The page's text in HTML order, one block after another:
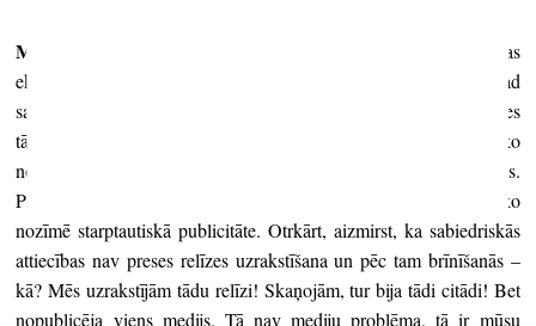
Marta Krivade:
Tā lieta, ar ko es saskāros, strādājot pie Latvijas
ekspozīcijas pagājušajā mākslas biennālē, un kaut kādā ziņā tagad
saskaros, strādājot pie arhitektūras biennāles, ka pats klients, ja es
tā varu saukt organizācijas, kas vada šos projektus, īsti neizprot, ko
nozīmē sabiedriskās attiecības, ko nozīmē – uzrunāt medijus.
Pirmkārt, aizmirst, ko nozīmē mediju situācija Latvijā un ko
nozīmē starptautiskā publicitāte. Otrkārt, aizmirst, ka sabiedriskās
attiecības nav preses relīzes uzrakstīšana un pēc tam brīnīšanās –
kā? Mēs uzrakstījām tādu relīzi! Skaņojām, tur bija tādi citādi! Bet
nopublicēja viens medijs. Tā nav mediju problēma, tā ir mūsu